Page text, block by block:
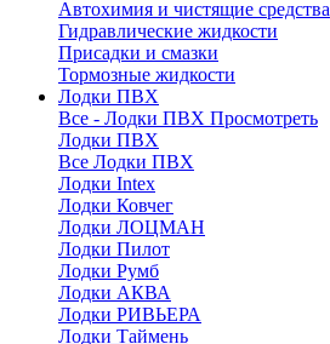
Автохимия и чистящие средства
Гидравлические жидкости
Присадки и смазки
Тормозные жидкости
Лодки ПВХ
Все - Лодки ПВХ Просмотреть
Лодки ПВХ
Все Лодки ПВХ
Лодки Intex
Лодки Ковчег
Лодки ЛОЦМАН
Лодки Пилот
Лодки Румб
Лодки АКВА
Лодки РИВЬЕРА
Лодки Таймень